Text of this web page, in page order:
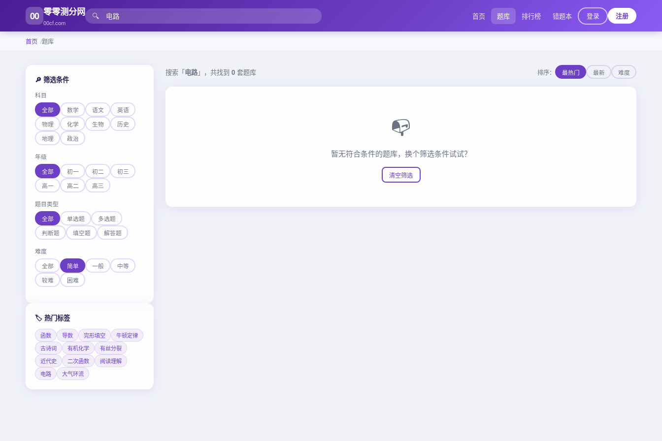
00 零零测分网
00cf.com
🔍 首页 题库 排行榜 错题本 登录 注册
首页 题库
🔎 筛选条件
科目
全部
数学 语文
英语
物理
化学 生物
历史
地理
政治
年级
全部
初一 初二
初三
高一
高二 高三
题目类型
全部
单选题
多选题
判断题
填空题 解答题
难度
全部
简单 一般
中等
较难
困难
🏷️ 热门标签
函数 导数 完形填空
牛顿定律
古诗词
有机化学
有丝分裂
近代史
二次函数
阅读理解
电路
大气环流
搜索「电路」，共找到 0 套题库 排序： 最热门 最新 难度
📭
暂无符合条件的题库，换个筛选条件试试？
清空筛选